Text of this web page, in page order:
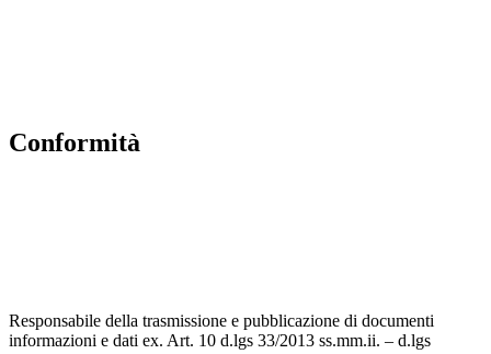
Conformità
Responsabile della trasmissione e pubblicazione di documenti
informazioni e dati ex. Art. 10 d.lgs 33/2013 ss.mm.ii. – d.lgs